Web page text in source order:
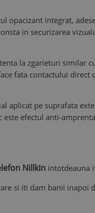
opacizant integrat,
in securizarea
la zgarieturi similar
fata contactului
aplicat pe suprafata
este efectul anti-
Nillkin intotdeauna
si iti dam banii